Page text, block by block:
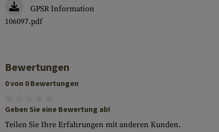
GPSR Information
106097.pdf
Bewertungen
0 von 0 Bewertungen
Geben Sie eine Bewertung ab!
Teilen Sie Ihre Erfahrungen mit anderen Kunden.